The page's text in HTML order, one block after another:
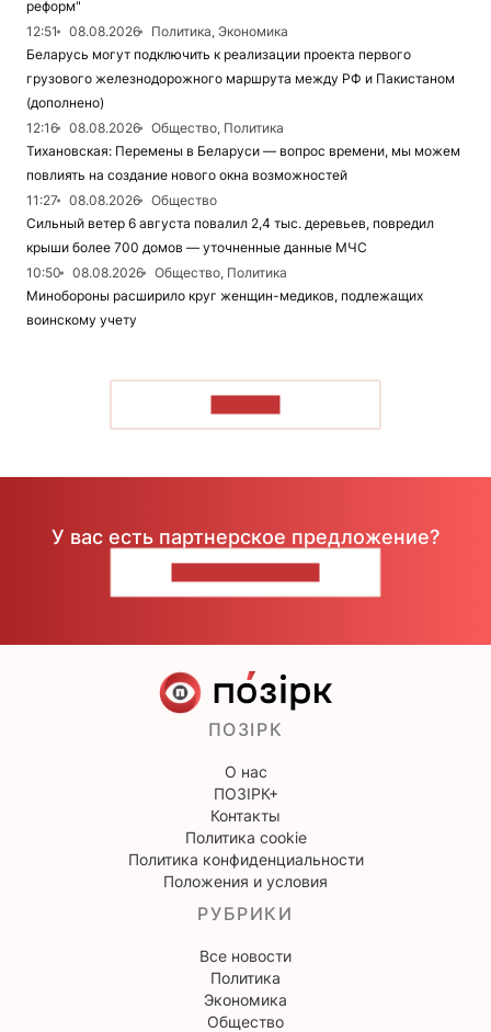
реформ"
12:51
08.08.2026
Политика, Экономика
Беларусь могут подключить к реализации проекта первого
грузового железнодорожного маршрута между РФ и Пакистаном
(дополнено)
12:16
08.08.2026
Общество, Политика
Тихановская: Перемены в Беларуси — вопрос времени, мы можем
повлиять на создание нового окна возможностей
11:27
08.08.2026
Общество
Сильный ветер 6 августа повалил 2,4 тыс. деревьев, повредил
крыши более 700 домов — уточненные данные МЧС
10:50
08.08.2026
Общество, Политика
Минобороны расширило круг женщин-медиков, подлежащих
воинскому учету
У вас есть партнерское предложение?
ПОЗІРК
О нас
ПОЗІРК+
Контакты
Политика cookie
Политика конфиденциальности
Положения и условия
РУБРИКИ
Все новости
Политика
Экономика
Общество